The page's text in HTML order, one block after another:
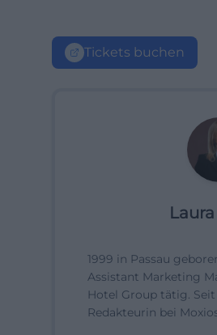
Tickets buchen
1999 in Passau
Assistant Marketing
Hotel Group tätig.
Redakteurin bei